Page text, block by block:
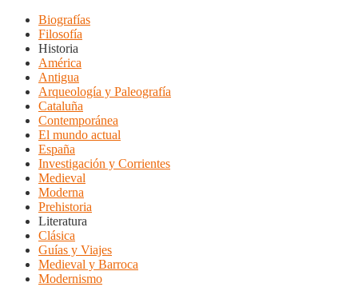
Biografías
Filosofía
Historia
América
Antigua
Arqueología y Paleografía
Cataluña
Contemporánea
El mundo actual
España
Investigación y Corrientes
Medieval
Moderna
Prehistoria
Literatura
Clásica
Guías y Viajes
Medieval y Barroca
Modernismo